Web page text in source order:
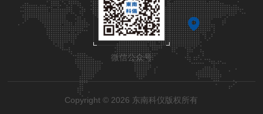
微信公众号
Copyright © 2026 东南科仪版权所有